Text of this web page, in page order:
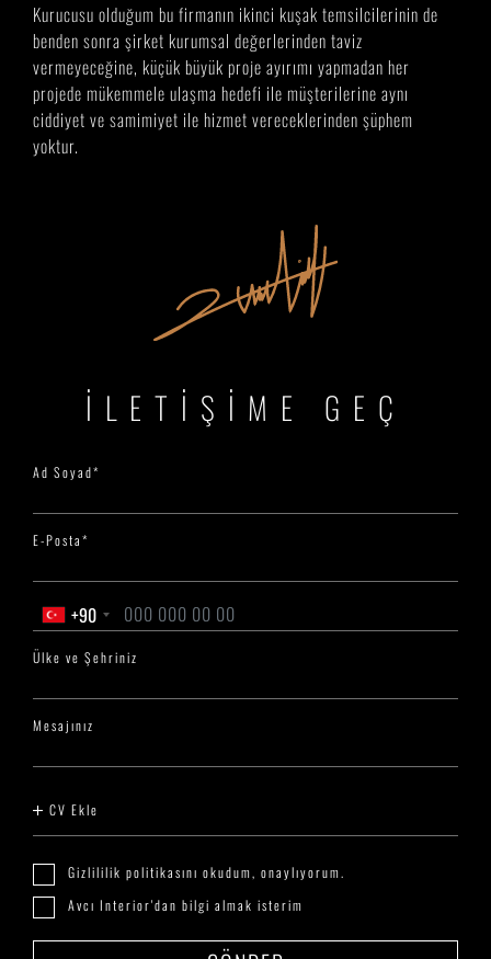
Kurucusu olduğum bu firmanın ikinci kuşak temsilcilerinin de
benden sonra şirket kurumsal değerlerinden taviz
vermeyeceğine, küçük büyük proje ayırımı yapmadan her
projede mükemmele ulaşma hedefi ile müşterilerine aynı
ciddiyet ve samimiyet ile hizmet vereceklerinden şüphem
yoktur.
İLETİŞİME GEÇ
Ad Soyad*
E-Posta*
+90
Ülke ve Şehriniz
Mesajınız
CV Ekle
Gizlililik politikasını okudum, onaylıyorum.
Avcı Interior'dan bilgi almak isterim